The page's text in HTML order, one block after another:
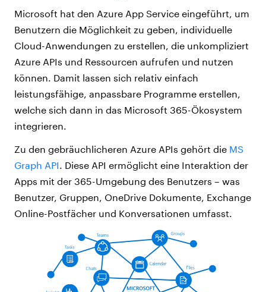
Microsoft hat den Azure App Service eingeführt, um
Benutzern die Möglichkeit zu geben, individuelle
Cloud-Anwendungen zu erstellen, die unkompliziert
Azure APIs und Ressourcen aufrufen und nutzen
können. Damit lassen sich relativ einfach
leistungsfähige, anpassbare Programme erstellen,
welche sich dann in das Microsoft 365-Ökosystem
integrieren.
Zu den gebräuchlicheren Azure APIs gehört die MS
Graph API. Diese API ermöglicht eine Interaktion der
Apps mit der 365-Umgebung des Benutzers – was
Benutzer, Gruppen, OneDrive Dokumente, Exchange
Online-Postfächer und Konversationen umfasst.